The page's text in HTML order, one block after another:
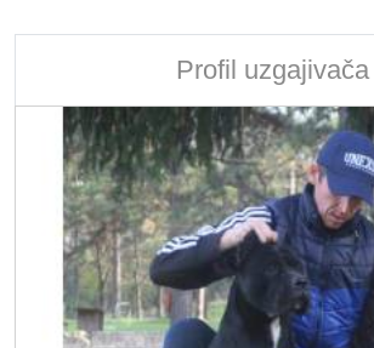
Profil uzgajivača